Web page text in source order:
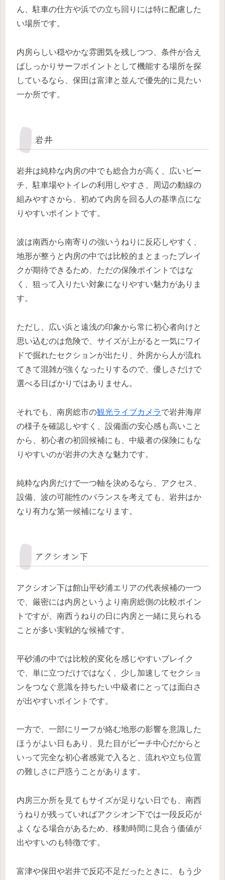
ん、駐車の仕方や浜での立ち回りには特に配慮した
い場所です。
内房らしい穏やかな雰囲気を残しつつ、条件が合え
ばしっかりサーフポイントとして機能する場所を探
しているなら、保田は富津と並んで優先的に見たい
一か所です。
岩井
岩井は純粋な内房の中でも総合力が高く、広いビー
チ、駐車場やトイレの利用しやすさ、周辺の動線の
組みやすさから、初めて内房を回る人の基準点にな
りやすいポイントです。
波は南西から南寄りの強いうねりに反応しやすく、
地形が整うと内房の中では比較的まとまったブレイ
クが期待できるため、ただの保険ポイントではな
く、狙って入りたい対象になりやすい魅力がありま
す。
ただし、広い浜と遠浅の印象から常に初心者向けと
思い込むのは危険で、サイズが上がると一気にワイ
ドで掘れたセクションが出たり、外房から人が流れ
てきて混雑が強くなったりするので、優しさだけで
選べる日ばかりではありません。
それでも、南房総市の観光ライブカメラで岩井海岸
の様子を確認しやすく、設備面の安心感も高いこと
から、初心者の初回候補にも、中級者の保険にもな
りやすいのが岩井の大きな魅力です。
純粋な内房だけで一つ軸を決めるなら、アクセス、
設備、波の可能性のバランスを考えても、岩井はか
なり有力な第一候補になります。
アクシオン下
アクシオン下は館山平砂浦エリアの代表候補の一つ
で、厳密には内房というより南房総側の比較ポイン
トですが、南西うねりの日に内房と一緒に見られる
ことが多い実戦的な候補です。
平砂浦の中では比較的変化を感じやすいブレイク
で、単に立つだけではなく、少し加速してセクショ
ンをつなぐ意識を持ちたい中級者にとっては面白さ
が出やすいポイントです。
一方で、一部にリーフが絡む地形の影響を意識した
ほうがよい日もあり、見た目がビーチ中心だからと
いって完全な初心者感覚で入ると、流れや立ち位置
の難しさに戸惑うことがあります。
内房三か所を見てもサイズが足りない日でも、南西
うねりが残っていればアクシオン下では一段反応が
よくなる場合があるため、移動時間に見合う価値が
出やすいのも特徴です。
富津や保田や岩井で反応不足だったときに、もう少